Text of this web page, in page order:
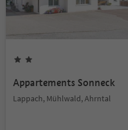
Appartements Sonneck
Lappach, Mühlwald, Ahrntal